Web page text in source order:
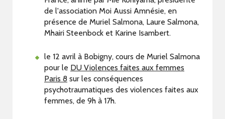
de l'association Moi Aussi Amnésie, en
présence de Muriel Salmona, Laure Salmona,
Mhairi Steenbock et Karine Isambert.
le 12 avril à Bobigny, cours de Muriel Salmona
pour le DU Violences faites aux femmes
Paris 8 sur les conséquences
psychotraumatiques des violences faites aux
femmes, de 9h à 17h.